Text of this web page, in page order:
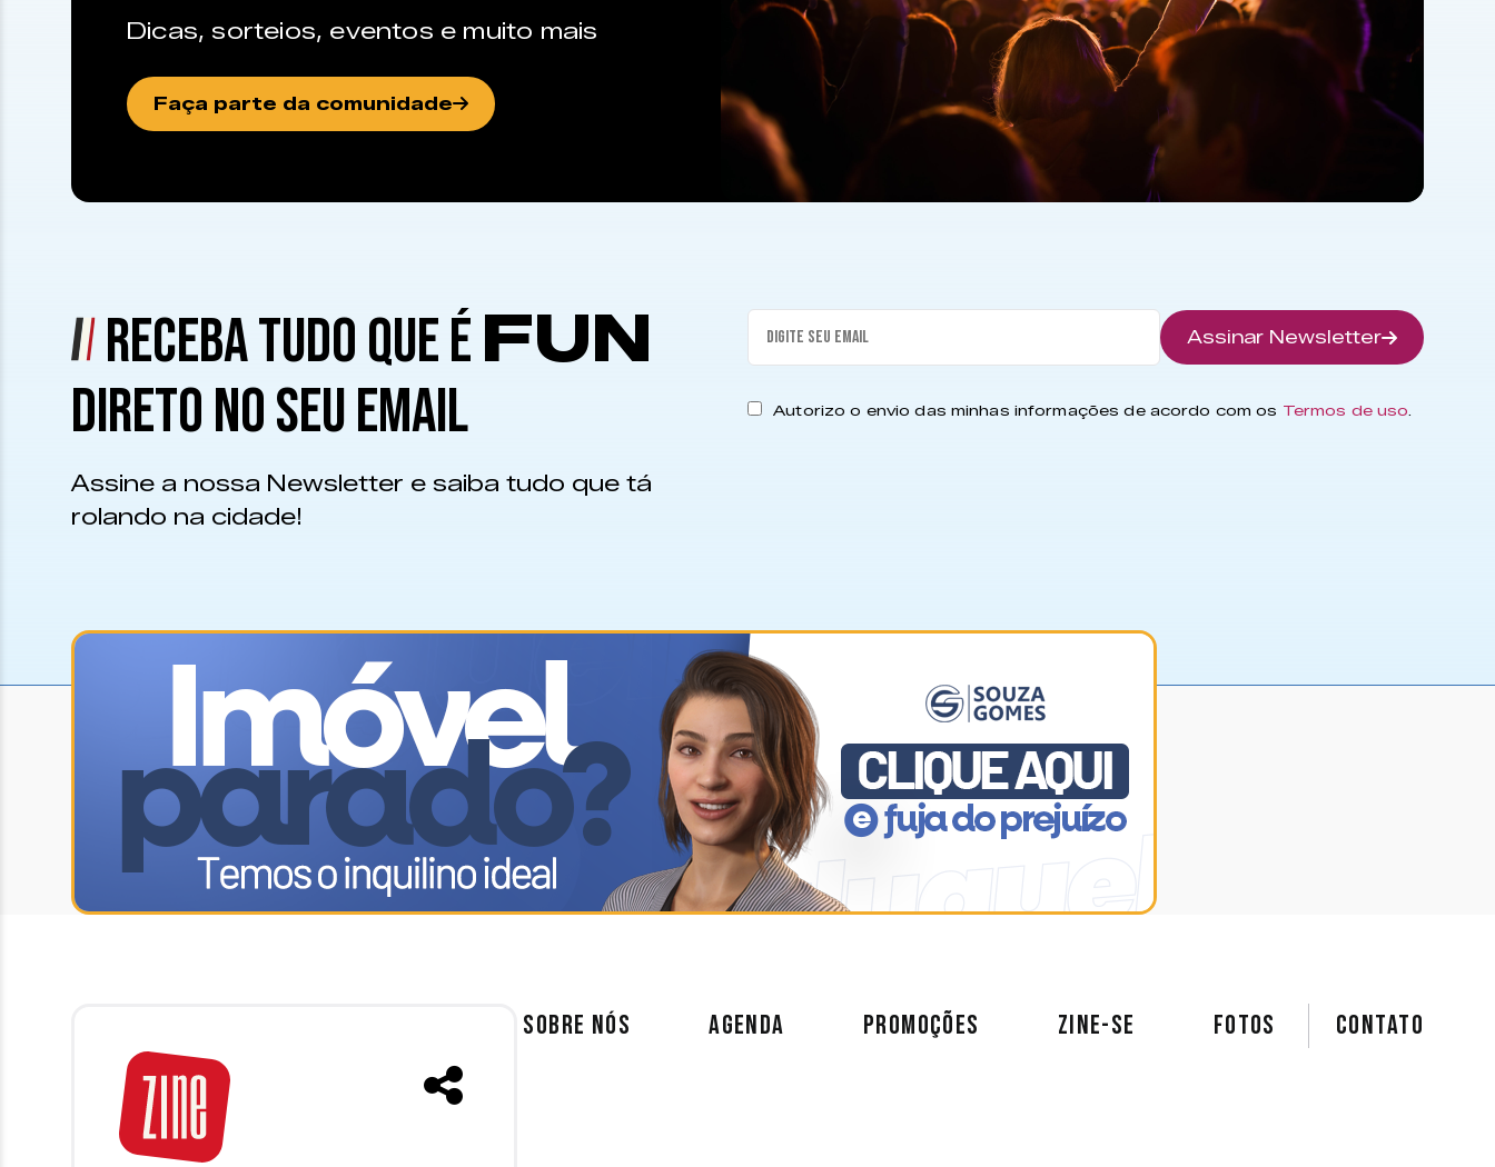
Dicas, sorteios, eventos e muito mais
Faça parte da comunidade
RECEBA TUDO QUE ÉFUN
DIRETO NO SEU EMAIL
Assine a nossa Newsletter e saiba tudo que tá
rolando na cidade!
Assinar Newsletter
Autorizo o envio das minhas informações de acordo com os Termos de uso
SOBRE NÓS AGENDA PROMOÇÕES ZINE-SE FOTOS Contato